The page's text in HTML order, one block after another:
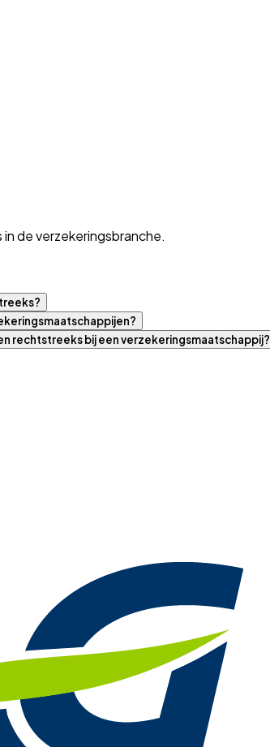
de verzekeringsbranche.
rechtstreeks bij een verzekeringsmaatschappij?